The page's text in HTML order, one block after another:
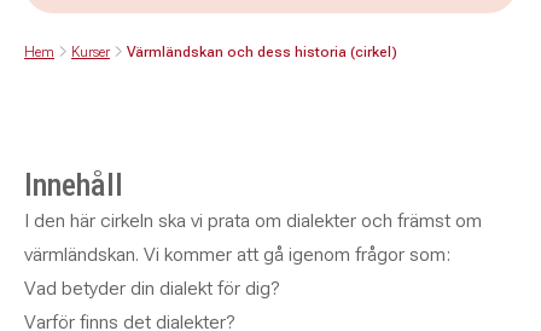
Hem Kurser Värmländskan och dess historia (cirkel)
Innehåll
I den här cirkeln ska vi prata om dialekter och främst om
värmländskan. Vi kommer att gå igenom frågor som:
Vad betyder din dialekt för dig?
Varför finns det dialekter?